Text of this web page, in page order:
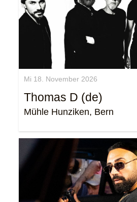
Mi 18. November 2026
Thomas D (de)
Mühle Hunziken, Bern